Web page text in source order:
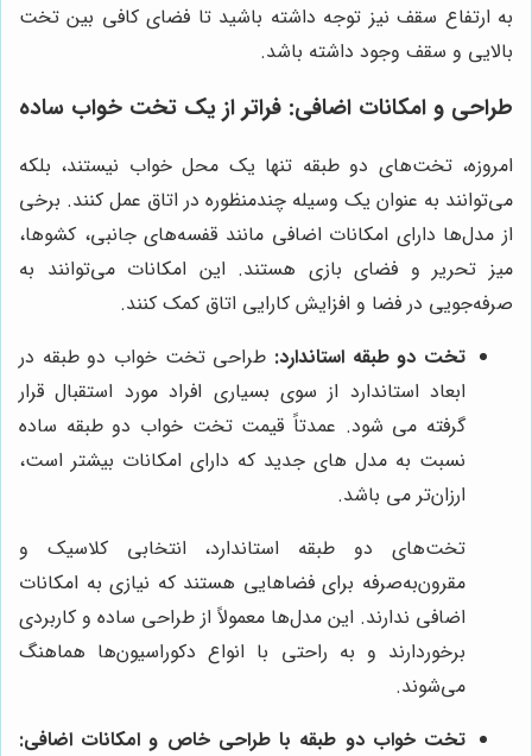
به ارتفاع سقف نیز توجه داشته باشید تا فضای کافی بین تخت
بالایی و سقف وجود داشته باشد.
طراحی و امکانات اضافی: فراتر از یک تخت خواب ساده
امروزه، تخت‌های دو طبقه تنها یک محل خواب نیستند، بلکه
می‌توانند به عنوان یک وسیله چندمنظوره در اتاق عمل کنند. برخی
از مدل‌ها دارای امکانات اضافی مانند قفسه‌های جانبی، کشوها،
میز تحریر و فضای بازی هستند. این امکانات می‌توانند به
صرفه‌جویی در فضا و افزایش کارایی اتاق کمک کنند.
تخت دو طبقه استاندارد: طراحی تخت خواب دو طبقه در
ابعاد استاندارد از سوی بسیاری افراد مورد استقبال قرار
گرفته می شود. عمدتاً قیمت تخت خواب دو طبقه ساده
نسبت به مدل های جدید که دارای امکانات بیشتر است،
ارزان‌تر می باشد.
تخت‌های دو طبقه استاندارد، انتخابی کلاسیک و
مقرون‌به‌صرفه برای فضاهایی هستند که نیازی به امکانات
اضافی ندارند. این مدل‌ها معمولاً از طراحی ساده و کاربردی
برخوردارند و به راحتی با انواع دکوراسیون‌ها هماهنگ
می‌شوند.
تخت خواب دو طبقه با طراحی خاص و امکانات اضافی: